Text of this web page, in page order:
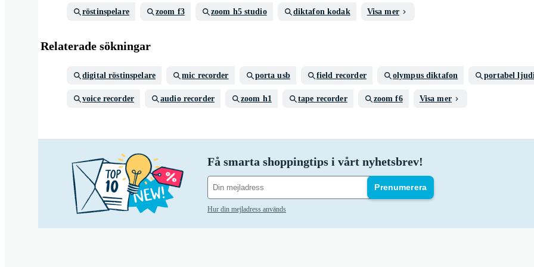
röstinspelare zoom f3 zoom h5 studio diktafon kodak Visa mer
Relaterade sökningar
digital röstinspelare mic recorder porta usb field recorder olympus diktafon portabel
voice recorder audio recorder zoom h1 tape recorder zoom f6 Visa mer
Få smarta shoppingtips i vårt nyhetsbrev!
Prenumerera
Hur din mejladress används